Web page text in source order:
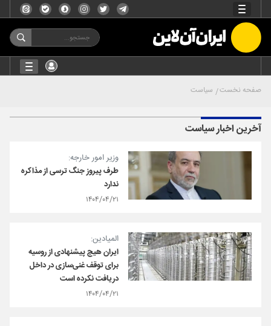
صفحه نخست سیاست
آخرین اخبار سیاست
وزیر امور خارجه:
طرف پیروز جنگ ترسی از مذاکره
ندارد
۱۴۰۴/۰۴/۲۱
المیادین:
ایران هیچ پیشنهادی از روسیه
برای توقف غنی‌سازی در داخل
دریافت نکرده‌ است
۱۴۰۴/۰۴/۲۱